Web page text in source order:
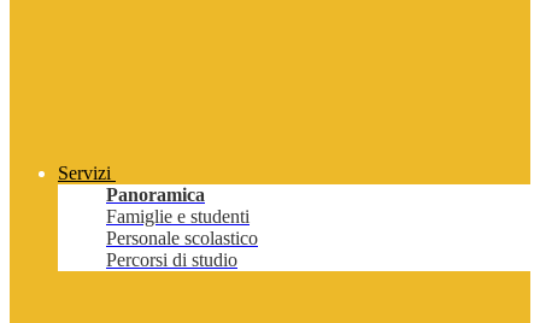
Servizi
Panoramica
Famiglie e studenti
Personale scolastico
Percorsi di studio